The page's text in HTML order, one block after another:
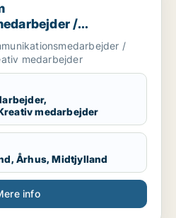
/
kreativ medarbejder
/
medarbejder
medarbejder
Århus, Midtjylland
info